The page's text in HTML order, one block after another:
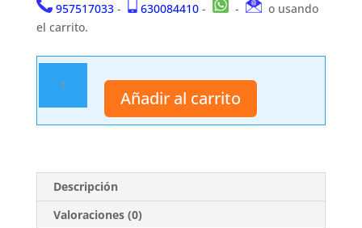
957517033- 630084410- -
o usando
el carrito.
fantástica
S3003
cantidad
Añadir al carrito
Descripción
Valoraciones (0)